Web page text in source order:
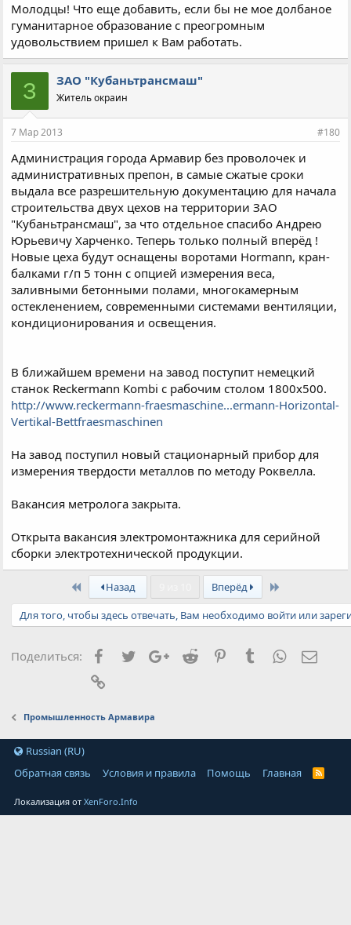
Молодцы! Что еще добавить, если бы не мое долбаное
гуманитарное образование с преогромным
удовольствием пришел к Вам работать.
З ЗАО "Кубаньтрансмаш"
Житель окраин
7 Мар 2013 #180
Администрация города Армавир без проволочек и
административных препон, в самые сжатые сроки
выдала все разрешительную документацию для начала
строительства двух цехов на территории ЗАО
"Кубаньтрансмаш", за что отдельное спасибо Андрею
Юрьевичу Харченко. Теперь только полный вперёд !
Новые цеха будут оснащены воротами Hormann, кран-
балками г/п 5 тонн с опцией измерения веса,
заливными бетонными полами, многокамерным
остекленением, современными системами вентиляции,
кондиционирования и освещения.
В ближайшем времени на завод поступит немецкий
станок Reckermann Kombi с рабочим столом 1800х500.
http://www.reckermann-fraesmaschine...ermann-Horizontal-
Vertikal-Bettfraesmaschinen
На завод поступил новый стационарный прибор для
измерения твердости металлов по методу Роквелла.
Вакансия метролога закрыта.
Открыта вакансия электромонтажника для серийной
сборки электротехнической продукции.
First Назад Вперёд Last
Для того, чтобы здесь отвечать, Вам необходимо войти или
Поделиться: Facebook
TwitterGoogle+
Reddit PinterestTumblrWhatsApp
Промышленность Армавира
Russian (RU)
Обратная связь
Условия и правила Помощь Главная
Локализация отXenForo.Info